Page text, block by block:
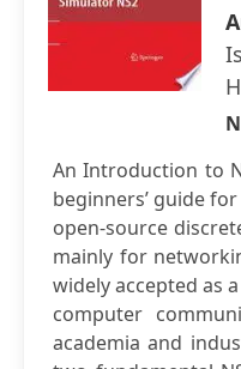
An Introduction to
beginners’ guide
open-source
mainly for
widely accepted as
computer
academia and